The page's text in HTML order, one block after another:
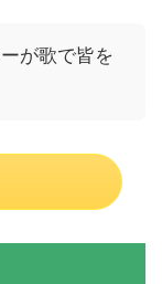
が歌で皆を